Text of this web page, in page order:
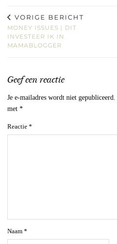
VORIGE BERICHT
MONEY ISSUES | DIT
INVESTEER IK IN
MAMABLOGGER
Geef een reactie
Je e-mailadres wordt niet gepubliceerd.
met *
Reactie *
Naam *